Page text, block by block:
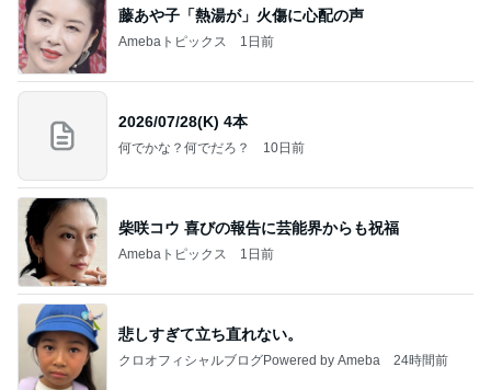
藤あや子「熱湯が」火傷に心配の声
Amebaトピックス 1日前
2026/07/28(K) 4本
何でかな？何でだろ？ 10日前
柴咲コウ 喜びの報告に芸能界からも祝福
Amebaトピックス 1日前
悲しすぎて立ち直れない。
クロオフィシャルブログPowered by Ameba 24時間前